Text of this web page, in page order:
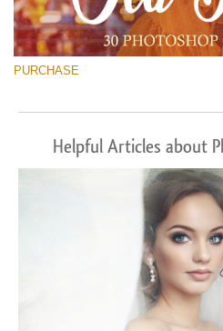
PURCHASE
Helpful Articles about